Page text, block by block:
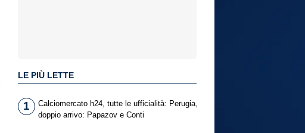
LE PIÙ LETTE
1
Calciomercato h24, tutte le ufficialità: Perugia,
doppio arrivo: Papazov e Conti